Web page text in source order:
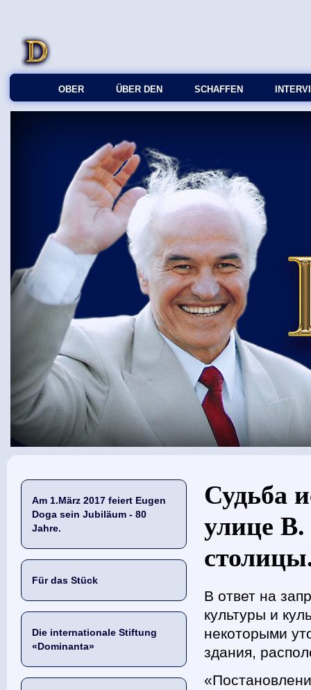
OBER ÜBER DEN SCHAFFEN
Am 1.März 2017 feiert Eugen
Doga sein Jubiläum - 80
Jahre.
Für das Stück
Die internationale Stiftung
«Dominanta»
Sie sind hier
Судьба
улице
В ответ на
культуры и
некоторыми
здания,